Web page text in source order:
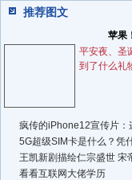
推荐图文
苹果
平安夜、圣
到了什么礼
疯传的iPhone12宣传片：
5G超级SIM卡是什么？凭
王凯新剧描绘仁宗盛世 宋
看看互联网大佬学历